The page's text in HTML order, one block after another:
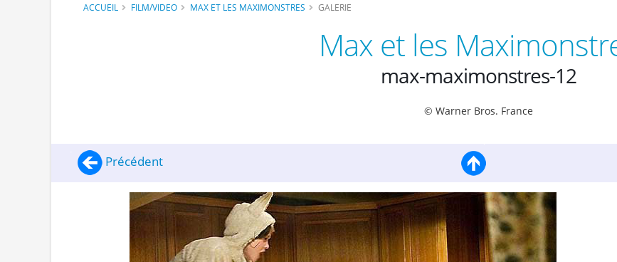
ACCUEIL FILM/VIDEO MAX ET LES MAXIMONSTRES GALERIE
Max et les
max-maximonstres-12
© Warner Bros. France
Précédent